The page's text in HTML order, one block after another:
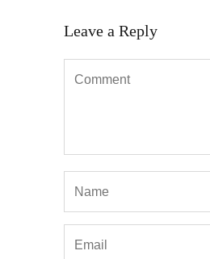
Leave a Reply